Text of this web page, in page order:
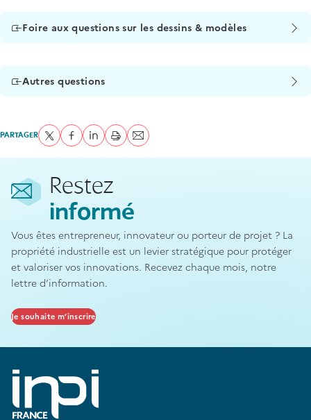
Foire aux questions sur les dessins & modèles
Autres questions
PARTAGERPartager sur Twitter
Partager sur Facebook
Partager sur LinkedIn
imprimerEnvoyer par courriel
Restez
informé
Vous êtes entrepreneur, innovateur ou porteur de projet ? La
propriété industrielle est un levier stratégique pour protéger
et valoriser vos innovations. Recevez chaque mois, notre
lettre d’information.
Je souhaite m’inscrire